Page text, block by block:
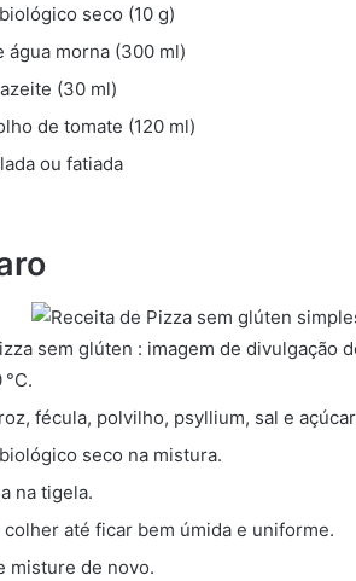
seco (10 g)
água morna (300 ml)
(30 ml)
de tomate (120 ml)
ou fatiada
sem glúten : imagem de divulgação
fécula, polvilho, psyllium, sal e
seco na mistura.
na tigela.
até ficar bem úmida e uniforme.
misture de novo.